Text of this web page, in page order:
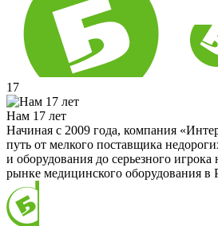
17
Нам 17 лет
Начиная с 2009 года, компания
путь от мелкого поставщика
и оборудования до серьезного
рынке медицинского оборудования в